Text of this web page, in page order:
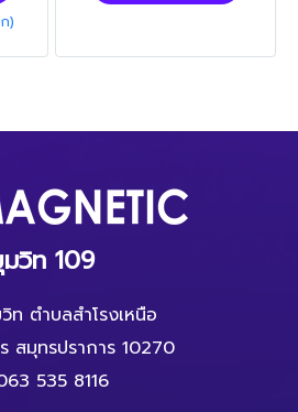
)
วิท 109
ตำบลสำโรงเหนือ
สมุทรปราการ 10270
535 8116